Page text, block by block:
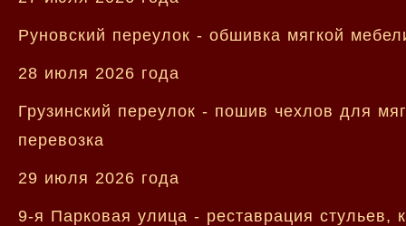
Руновский переулок - обшивка мягкой
28 июля 2026 года
Грузинский переулок - пошив чехлов для
перевозка
29 июля 2026 года
9-я Парковая улица - реставрация стульев,